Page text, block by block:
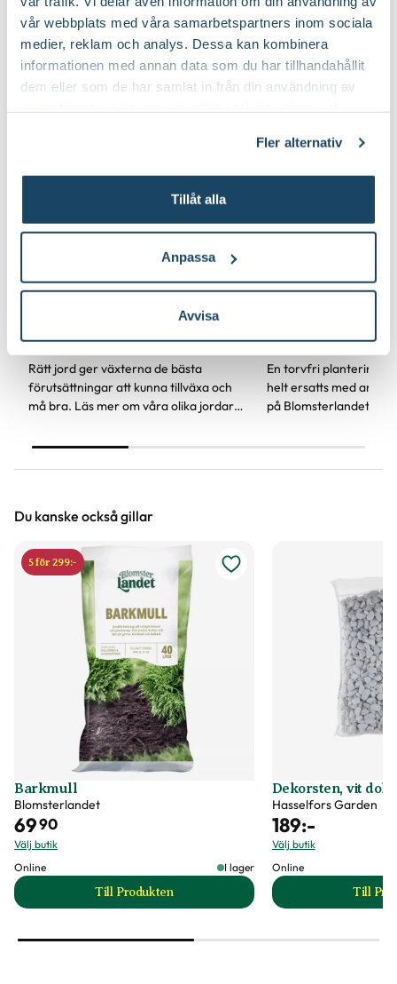
vår webbplats med våra samarbetspartners inom sociala
medier, reklam och analys. Dessa kan kombinera
informationen med annan data som du har tillhandahållit
dem eller som de har samlat in från din användning av
Fler alternativ
Tillåt alla
Anpassa
Avvisa
Vilken jord passar bäst
Rätt jord ger växterna de bästa
förutsättningar att kunna tillväxa och
må bra. Läs mer om våra olika jordar
lämpar sig för olika växter.
Torvfri &
En torvfri
helt ersatts med
på Blomsterlandet är
nya torvfria och den
Du kanske också gillar
5 för 299:-
Barkmull
Blomsterlandet
6990
Välj butik
Online
I lager
Till Produkten
till Barkmull produktsida
Dekorsten, vit
Hasselfors Garden
189:-
Välj butik
Online
Till